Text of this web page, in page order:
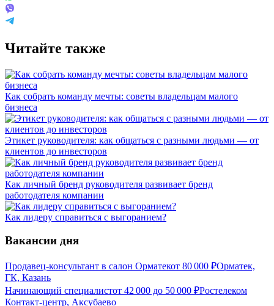
Читайте также
Как собрать команду мечты: советы владельцам малого
бизнеса
Этикет руководителя: как общаться с разными людьми — от
клиентов до инвесторов
Как личный бренд руководителя развивает бренд
работодателя компании
Как лидеру справиться с выгоранием?
Вакансии дня
Продавец-консультант в салон Орматекот 80 000 ₽Орматек,
ГК, Казань
Начинающий специалистот 42 000 до 50 000 ₽Ростелеком
Контакт-центр, Аксубаево